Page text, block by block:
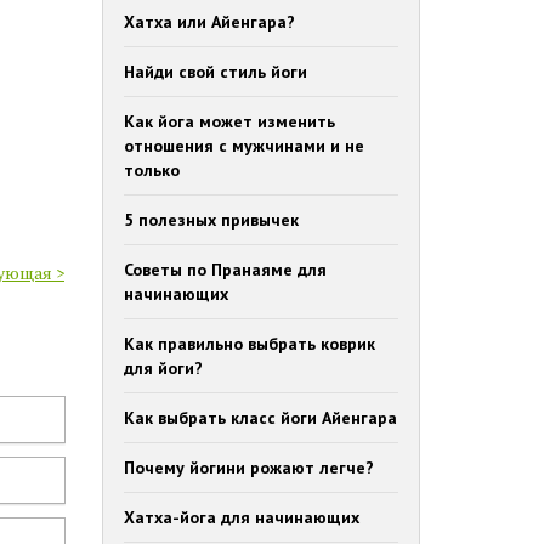
>
Хатха или Айенгара?
Найди свой стиль йоги
Как йога может изменить
отношения с мужчинами и не
только
5 полезных привычек
Советы по Пранаяме для
начинающих
Как правильно выбрать коврик
для йоги?
Как выбрать класс йоги Айенгара
Почему йогини рожают легче?
Хатха-йога для начинающих